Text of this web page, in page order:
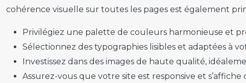
cohérence visuelle sur toutes les pages est également
Privilégiez une palette de couleurs harmonieuse et
Sélectionnez des typographies lisibles et adaptées à
Investissez dans des images de haute qualité,
Assurez-vous que votre site est responsive et